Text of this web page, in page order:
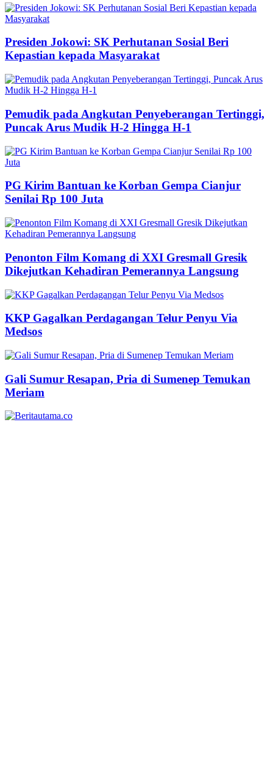
Presiden Jokowi: SK Perhutanan Sosial Beri
Kepastian kepada Masyarakat
Pemudik pada Angkutan Penyeberangan Tertinggi,
Puncak Arus Mudik H-2 Hingga H-1
PG Kirim Bantuan ke Korban Gempa Cianjur
Senilai Rp 100 Juta
Penonton Film Komang di XXI Gresmall Gresik
Dikejutkan Kehadiran Pemerannya Langsung
KKP Gagalkan Perdagangan Telur Penyu Via
Medsos
Gali Sumur Resapan, Pria di Sumenep Temukan
Meriam